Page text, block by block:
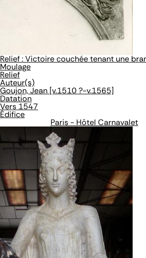
Relief : Victoire couchée tenant une
Moulage
Relief
Auteur(s)
Goujon, Jean [v.1510 ?-v.1565]
Datation
Vers 1547
Édifice
Paris - Hôtel Carnavalet